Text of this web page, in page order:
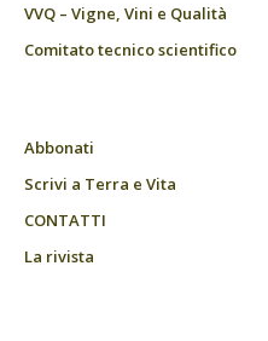
VVQ – Vigne, Vini e Qualità
Comitato tecnico scientifico
Abbonati
Scrivi a Terra e Vita
CONTATTI
La rivista